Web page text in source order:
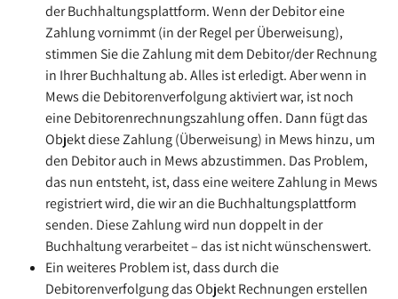
der Buchhaltungsplattform. Wenn der Debitor eine
Zahlung vornimmt (in der Regel per Überweisung),
stimmen Sie die Zahlung mit dem Debitor/der Rechnung
in Ihrer Buchhaltung ab. Alles ist erledigt. Aber wenn in
Mews die Debitorenverfolgung aktiviert war, ist noch
eine Debitorenrechnungszahlung offen. Dann fügt das
Objekt diese Zahlung (Überweisung) in Mews hinzu, um
den Debitor auch in Mews abzustimmen. Das Problem,
das nun entsteht, ist, dass eine weitere Zahlung in Mews
registriert wird, die wir an die Buchhaltungsplattform
senden. Diese Zahlung wird nun doppelt in der
Buchhaltung verarbeitet – das ist nicht wünschenswert.
Ein weiteres Problem ist, dass durch die
Debitorenverfolgung das Objekt Rechnungen erstellen